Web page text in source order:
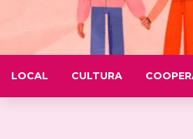
LOCAL CULTURA